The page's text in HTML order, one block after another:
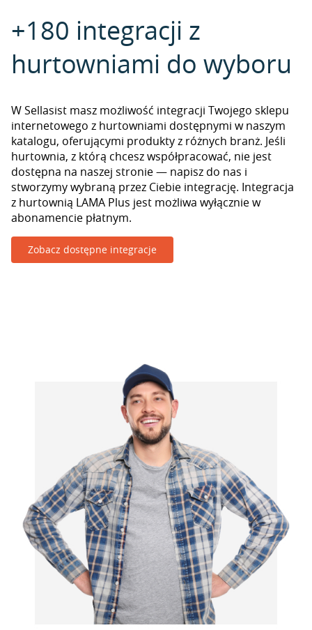
+180 integracji z
hurtowniami do wyboru
W Sellasist masz możliwość integracji Twojego sklepu
internetowego z hurtowniami dostępnymi w naszym
katalogu, oferującymi produkty z różnych branż. Jeśli
hurtownia, z którą chcesz współpracować, nie jest
dostępna na naszej stronie — napisz do nas i
stworzymy wybraną przez Ciebie integrację. Integracja
z hurtownią LAMA Plus jest możliwa wyłącznie w
abonamencie płatnym.
Zobacz dostępne integracje